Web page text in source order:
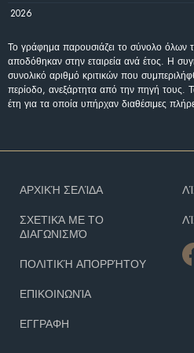
2026
Το γράφημα παρουσιάζει το σύνολο όλων
αποδόθηκαν στην εταιρεία ανά έτος. Η
συνολικό αριθμό κριτικών που
περίοδο, ανεξάρτητα από την πηγή τους.
έτη για τα οποία υπήρχαν διαθέσιμες
ΑΡΧΙΚΉ ΣΕΛΊΔΑ
ΣΧΕΤΙΚΆ ΜΕ ΤΟ
ΔΙΑΓΩΝΙΣΜΌ
ΠΟΛΙΤΙΚΉ ΑΠΟΡΡΉΤΟΥ
ΕΠΙΚΟΙΝΩΝΊΑ
ΕΓΓΡΑΦΗ